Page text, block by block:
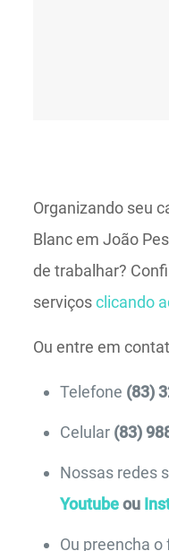
Organizando seu
Blanc em João
de trabalhar?
serviçosclicando
Ou entre em
Telefone (83)
Celular (83)
Nossas redes
Youtubeou
Ou preencha